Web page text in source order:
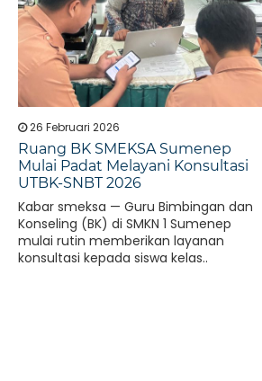
26 Februari 2026
Ruang BK SMEKSA Sumenep
Mulai Padat Melayani Konsultasi
UTBK-SNBT 2026
Kabar smeksa — Guru Bimbingan dan
Konseling (BK) di SMKN 1 Sumenep
mulai rutin memberikan layanan
konsultasi kepada siswa kelas..